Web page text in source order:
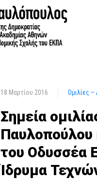
18 Μαρτίου 2016 Ομιλίες
Σημεία
Παυλοπούλου
του Οδυσσέα
Ίδρυμα